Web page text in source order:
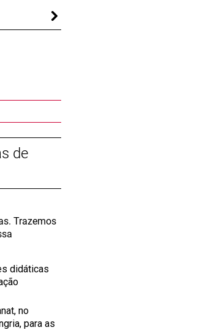
de
Trazemos
didáticas
no
para as